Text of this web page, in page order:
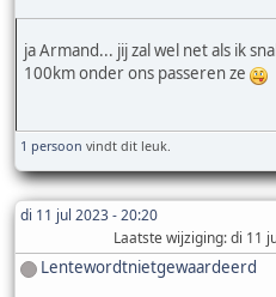
ja Armand... jij zal wel net als ik
100km onder ons passeren ze
1 persoon vindt dit leuk.
di 11 jul 2023 - 20:20
Laatste wijziging: di 11
Lentewordtnietgewaardeerd